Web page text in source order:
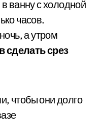
ванну с холодной
часов.
а утром
сделать срез